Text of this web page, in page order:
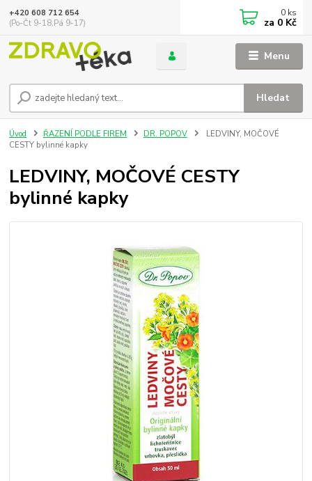
Menu
Hledat
+420 608 712 654
(Po-Čt 9-18,Pá 9-17)
0 ks
za 0 Kč
Úvod ŘAZENÍ PODLE FIREM DR. POPOV
LEDVINY, MOČOVÉ
CESTY bylinné kapky
LEDVINY, MOČOVÉ CESTY
bylinné kapky